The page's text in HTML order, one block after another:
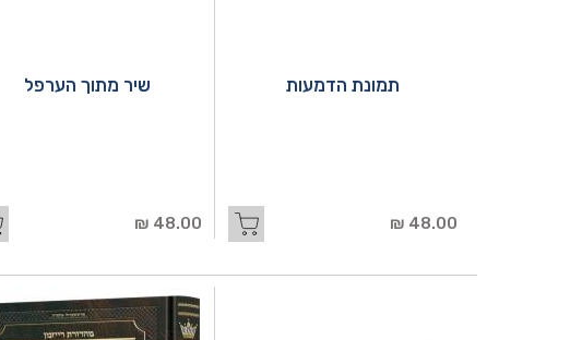
תמונת הדמעות
48.00 ₪
שיר מתוך הערפל
48.00 ₪